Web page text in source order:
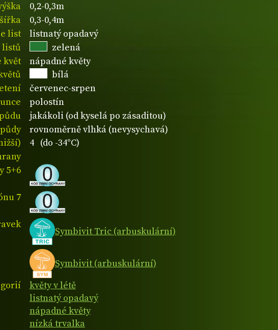
0,2-0,3m
0,3-0,4m
list
listnatý opadavý
listů
zelená
květ
nápadné květy
bílá
červenec-srpen
polostín
jakákoli (od kyselá po zásaditou)
rovnoměrně vlhká (nevysychavá)
4 (do -34°C)
5+6
7
Symbivit Tric (arbuskulární)
Symbivit (arbuskulární)
květy v létě
listnatý opadavý
nápadné květy
nízká trvalka